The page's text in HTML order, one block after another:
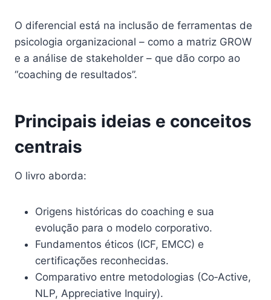
O diferencial está na inclusão de ferramentas de
psicologia organizacional – como a matriz GROW
e a análise de stakeholder – que dão corpo ao
“coaching de resultados”.
Principais ideias e conceitos
centrais
O livro aborda:
Origens históricas do coaching e sua
evolução para o modelo corporativo.
Fundamentos éticos (ICF, EMCC) e
certificações reconhecidas.
Comparativo entre metodologias (Co‑Active,
NLP, Appreciative Inquiry).